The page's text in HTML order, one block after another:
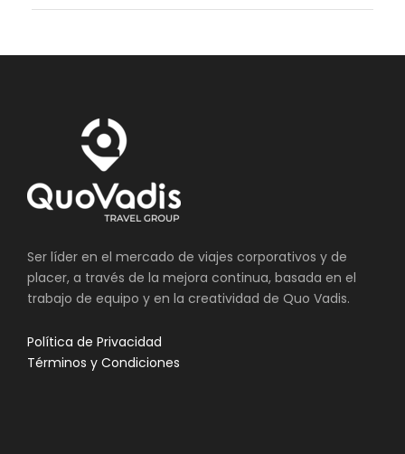
Ser líder en el mercado de viajes corporativos y de
placer, a través de la mejora continua, basada en el
trabajo de equipo y en la creatividad de Quo Vadis.
Política de Privacidad
Términos y Condiciones